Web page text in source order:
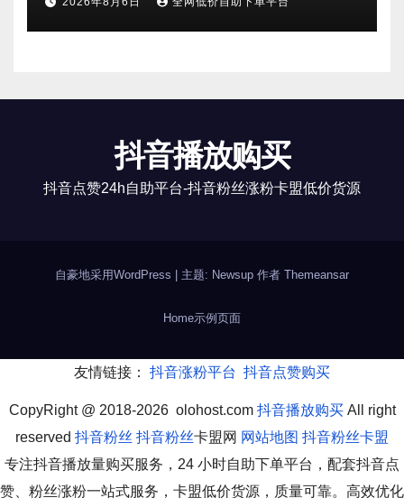
抖音播放购买
抖音点赞24h自助平台-抖音粉丝涨粉卡盟低价货源
自豪地采用WordPress | 主题: Newsup 作者 Themeansar
Home示例页面
友情链接： 抖音涨粉平台 抖音点赞购买
CopyRight @ 2018-2026 olohost.com 抖音播放购买All right
reserved 抖音粉丝 抖音粉丝卡盟网 网站地图 抖音粉丝卡盟
专注抖音播放量购买服务，24 小时自助下单平台，配套抖音点
赞、粉丝涨粉一站式服务，卡盟低价货源，质量可靠。高效优化